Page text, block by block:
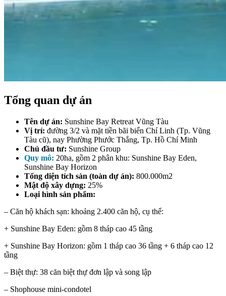
Tổng quan dự án
Tên dự án: Sunshine Bay Retreat Vũng Tàu
Vị trí: đường 3/2 và mặt tiền bãi biển Chí Linh (Tp. Vũng
Tàu cũ), nay Phường Phước Thắng, Tp. Hồ Chí Minh
Chủ đầu tư: Sunshine Group
Quy mô: 20ha, gồm 2 phân khu: Sunshine Bay Eden,
Sunshine Bay Horizon
Tổng diện tích sàn (toàn dự án): 800.000m2
Mật độ xây dựng: 25%
Loại hình sản phẩm:
– Căn hộ khách sạn: khoảng 2.400 căn hộ, cụ thể:
+ Sunshine Bay Eden: gồm 8 tháp cao 45 tầng
+ Sunshine Bay Horizon: gồm 1 tháp cao 36 tầng + 6 tháp cao 12
tầng
– Biệt thự: 38 căn biệt thự đơn lập và song lập
– Shophouse mini-condotel